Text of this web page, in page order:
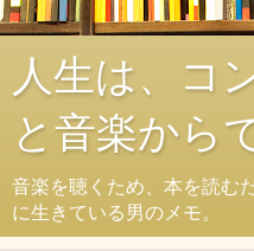
人生は、コ
と音楽から
音楽を聴くため、本を読む
に生きている男のメモ。